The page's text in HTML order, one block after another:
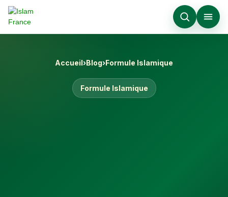
Accueil›Blog›Formule Islamique
Formule Islamique